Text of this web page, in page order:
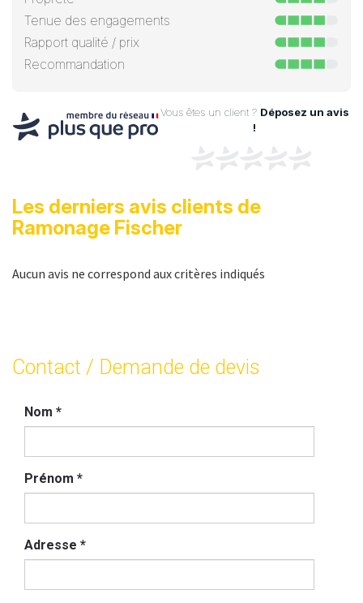
Tenue des engagements
Rapport qualité / prix
Recommandation
Vous êtes un client ? Déposez un avis
!
Les derniers avis clients de
Ramonage Fischer
Aucun avis ne correspond aux critères indiqués
Contact / Demande de devis
Nom *
Prénom *
Adresse *